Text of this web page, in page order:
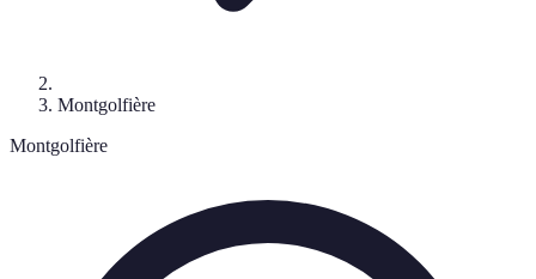
Montgolfière
Montgolfière